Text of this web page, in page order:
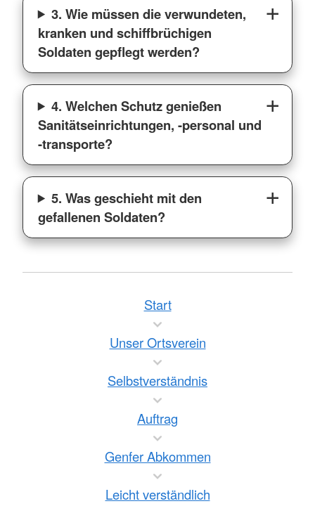
3. Wie müssen die verwundeten,
kranken und schiffbrüchigen
Soldaten gepflegt werden?
4. Welchen Schutz genießen
Sanitätseinrichtungen, -personal und
-transporte?
5. Was geschieht mit den
gefallenen Soldaten?
Start
Unser Ortsverein
Selbstverständnis
Auftrag
Genfer Abkommen
Leicht verständlich